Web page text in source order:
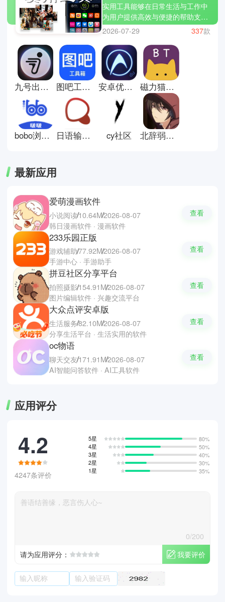
实用工具能够在日常生活与工作中
为用户提供高效与便捷的帮助支
持。在实际使用中，不同工具可以
组合使用来提升效率。你们可以通
过ES文件浏览器快速整理手机中
的文件、压缩包及应用资源，实现
高效分类与传输。有需要处理纸质
文档时，打开扫描全能王即可一键
拍照生成高清PDF，并自动进行文
字识别与排版。当手机设备运行变
慢时，借助360清理大师可以清理
缓存垃圾、释放存储空间并优化系
统性能。多种工具互相配合，基本
覆盖了从文件管理到办公处理再到
2026-07-29 337款
九号出行安卓版 图吧工具箱手机版 安卓优化大师手机版 磁力猫手机版
bobo浏览器海外版 日语输入法手机版 cy社区 北辞弱网17.0
最新应用
爱萌漫画软件
小说阅读10.64M2026-08-07
韩日漫画软件 · 漫画软件
查看
233乐园正版
游戏辅助77.92M2026-08-07
手游中心 · 手游助手
查看
拼豆社区分享平台
拍照摄影154.91M2026-08-07
图片编辑软件 · 兴趣交流平台
查看
大众点评安卓版
生活服务82.10M2026-08-07
分享生活平台 · 生活实用的软件
查看
oc物语
聊天交友171.91M2026-08-07
AI智能问答软件 · AI工具软件
查看
应用评分
4.2
4247条评价
5星
80%
4星
50%
3星
40%
2星
30%
1星
35%
0/200
请为应用评分：
我要评价